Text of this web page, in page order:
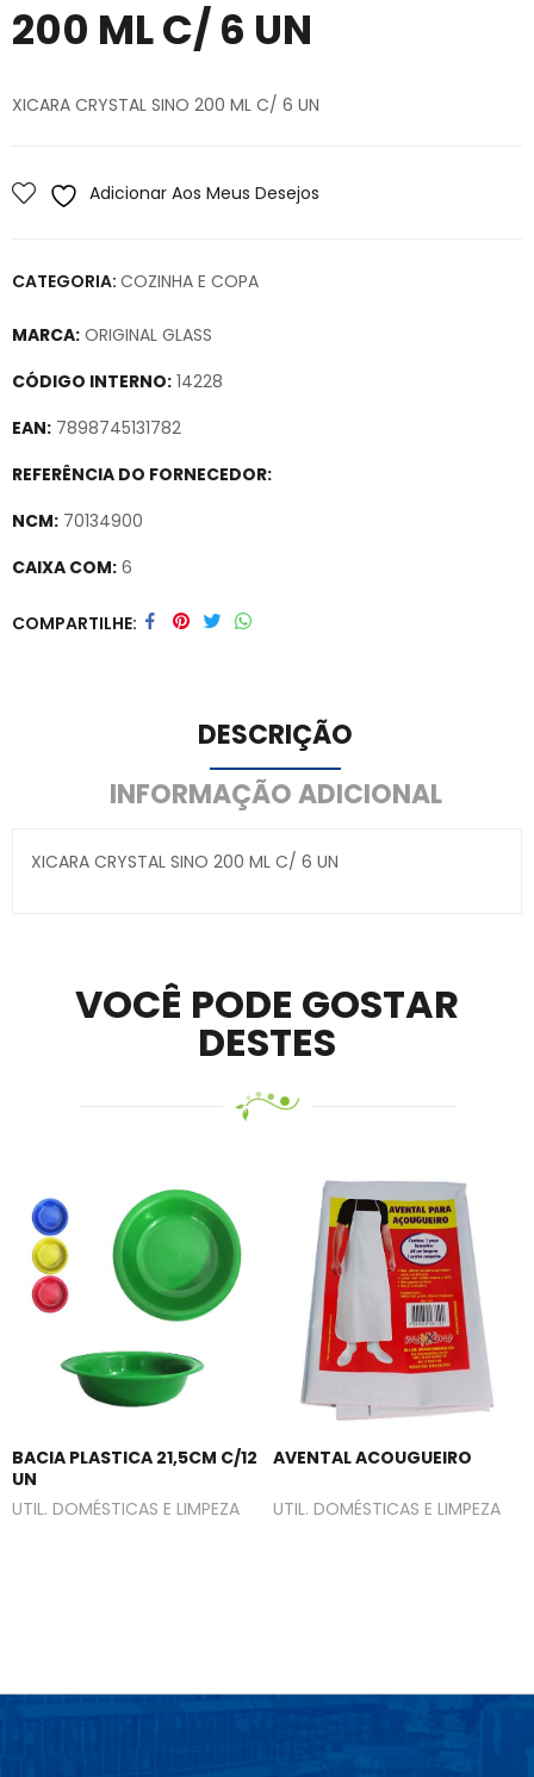
200 ML C/ 6 UN
XICARA CRYSTAL SINO 200 ML C/ 6 UN
Adicionar Aos Meus Desejos
CATEGORIA: COZINHA E COPA
MARCA: ORIGINAL GLASS
CÓDIGO INTERNO: 14228
EAN: 7898745131782
REFERÊNCIA DO FORNECEDOR:
NCM: 70134900
CAIXA COM: 6
Secure crypto portfolio manager for desktops and mobile –
COMPARTILHE
DESCRIÇÃO
INFORMAÇÃO ADICIONAL
XICARA CRYSTAL SINO 200 ML C/ 6 UN
VOCÊ PODE GOSTAR
DESTES
BACIA PLASTICA 21,5CM C/12
UN
UTIL. DOMÉSTICAS E LIMPEZA
AVENTAL ACOUGUEIRO
UTIL. DOMÉSTICAS E LIMPEZA